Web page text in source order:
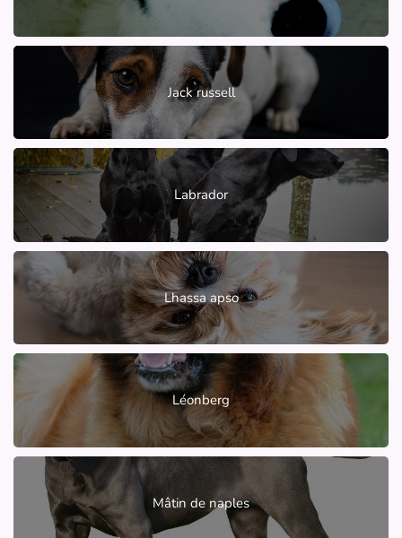
Jack russell
Labrador
Lhassa apso
Léonberg
Mâtin de naples